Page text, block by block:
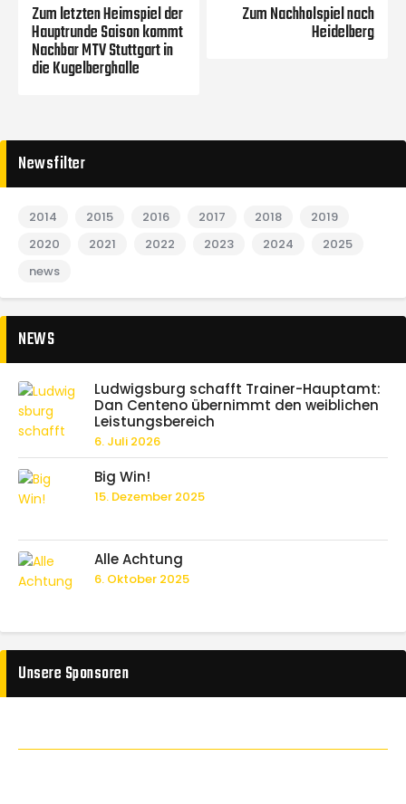
Zum letzten Heimspiel der
Hauptrunde Saison kommt
Nachbar MTV Stuttgart in
die Kugelberghalle
Zum Nachholspiel nach
Heidelberg
Newsfilter
2014 2015 2016 2017 2018
2019
2020
2021 2022 2023 2024
2025
news
NEWS
Ludwigsburg schafft Trainer-Hauptamt:
Dan Centeno übernimmt den weiblichen
Leistungsbereich
6. Juli 2026
Big Win!
15. Dezember 2025
Alle Achtung
6. Oktober 2025
Unsere Sponsoren